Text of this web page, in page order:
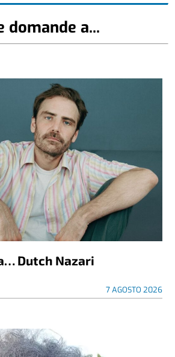
domande a...
Dutch Nazari
7 AGOSTO 2026